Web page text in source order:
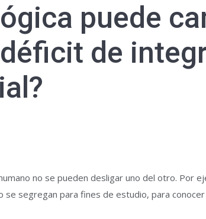
puede
de
no se pueden desligar uno del otro. Por
segregan para fines de estudio, para